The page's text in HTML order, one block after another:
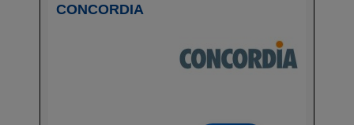
CONCORDIA